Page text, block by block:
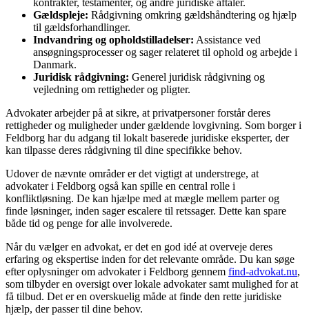
Gældspleje: Rådgivning omkring gældshåndtering og hjælp
til gældsforhandlinger.
Indvandring og opholdstilladelser: Assistance ved
ansøgningsprocesser og sager relateret til ophold og arbejde i
Danmark.
Juridisk rådgivning: Generel juridisk rådgivning og
vejledning om rettigheder og pligter.
Advokater arbejder på at sikre, at privatpersoner forstår deres
rettigheder og muligheder under gældende lovgivning. Som borger i
Feldborg har du adgang til lokalt baserede juridiske eksperter, der
kan tilpasse deres rådgivning til dine specifikke behov.
Udover de nævnte områder er det vigtigt at understrege, at
advokater i Feldborg også kan spille en central rolle i
konfliktløsning. De kan hjælpe med at mægle mellem parter og
finde løsninger, inden sager escalere til retssager. Dette kan spare
både tid og penge for alle involverede.
Når du vælger en advokat, er det en god idé at overveje deres
erfaring og ekspertise inden for det relevante område. Du kan søge
efter oplysninger om advokater i Feldborg gennem find-advokat.nu,
som tilbyder en oversigt over lokale advokater samt mulighed for at
få tilbud. Det er en overskuelig måde at finde den rette juridiske
hjælp, der passer til dine behov.